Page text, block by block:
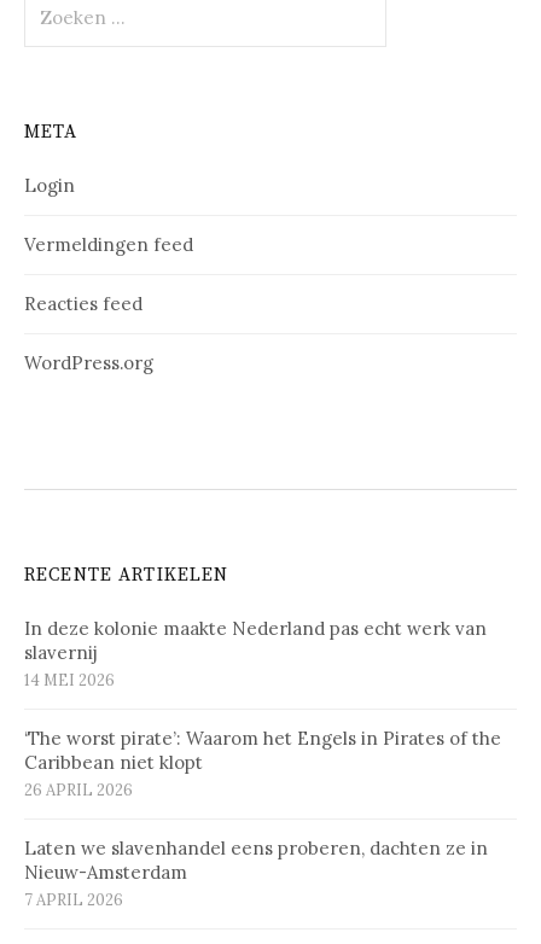
naar:
META
Login
Vermeldingen feed
Reacties feed
WordPress.org
RECENTE ARTIKELEN
In deze kolonie maakte Nederland pas echt werk van
slavernij
14 MEI 2026
‘The worst pirate’: Waarom het Engels in Pirates of the
Caribbean niet klopt
26 APRIL 2026
Laten we slavenhandel eens proberen, dachten ze in
Nieuw-Amsterdam
7 APRIL 2026